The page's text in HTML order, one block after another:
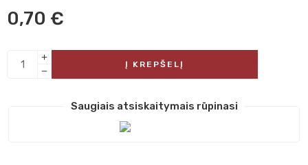
0,70 €
Į KREPŠELĮ
Saugiais atsiskaitymais rūpinasi